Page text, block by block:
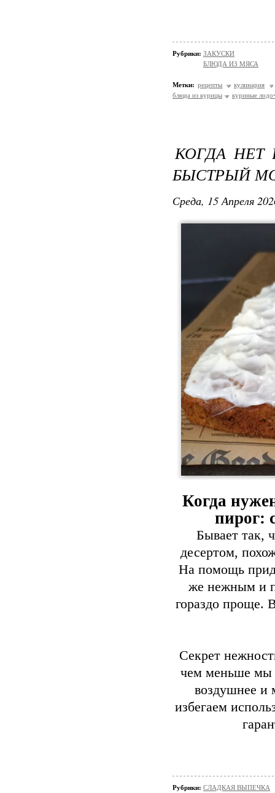
Рубрики: ЗАКУСКИ
БЛЮДА ИЗ МЯСА
Метки: рецепты
кулинария
блюда из курицы
куриные
КОГДА НЕТ
БЫСТРЫЙ
Среда, 15 Апреля
Когда
пирог:
Бывает так,
десертом,
На помощь
же нежным и
гораздо проще.
Секрет
чем меньше мы
воздушнее и
избегаем
Рубрики: СЛАДКАЯ ВЫПЕЧКА